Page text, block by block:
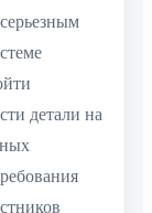
детали на